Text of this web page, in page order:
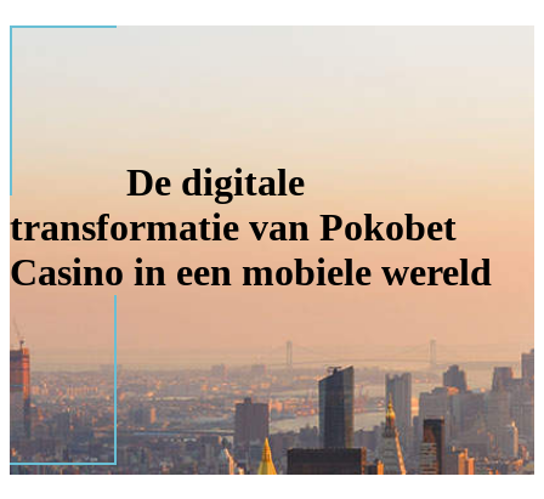
De digitale
transformatie van Pokobet
Casino in een mobiele wereld